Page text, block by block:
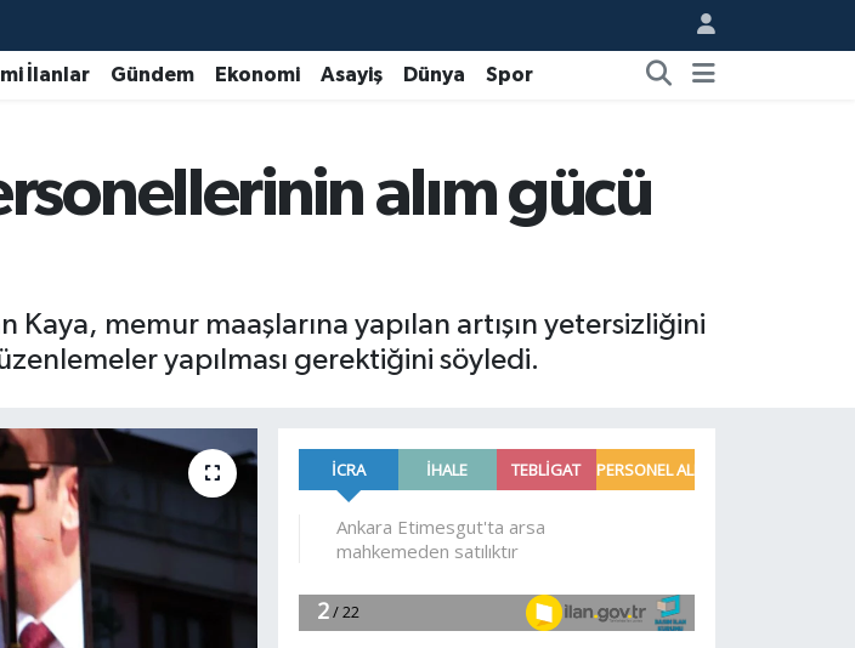
İlanlar Gündem Ekonomi Asayiş Dünya Spor
alım gücü
memur maaşlarına yapılan artışın yetersizliğini
yapılması gerektiğini söyledi.